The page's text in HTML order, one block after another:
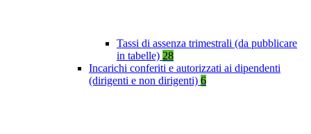
Tassi di assenza trimestrali (da pubblicare
in tabelle) 28
Incarichi conferiti e autorizzati ai dipendenti
(dirigenti e non dirigenti) 6